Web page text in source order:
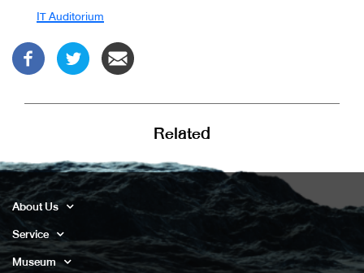
IT Auditorium
Related
About Us
Service
Museum